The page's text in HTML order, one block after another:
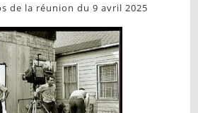
de la réunion du 9 avril 2025